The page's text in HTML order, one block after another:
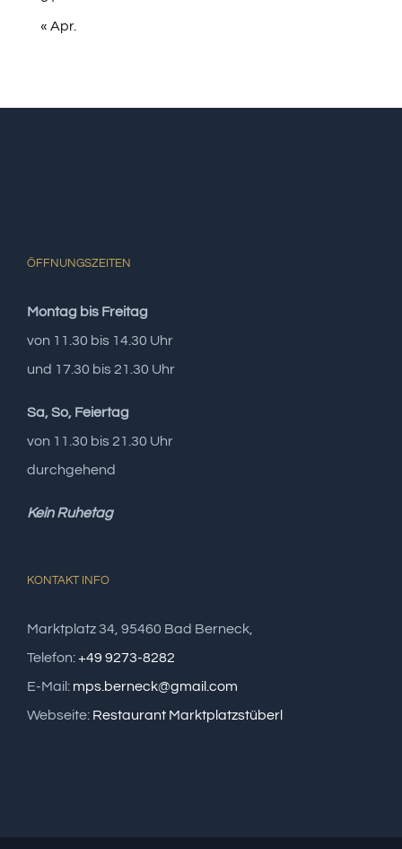
« Apr.
ÖFFNUNGSZEITEN
Montag bis Freitag
von 11.30 bis 14.30 Uhr
und 17.30 bis 21.30 Uhr
Sa, So, Feiertag
von 11.30 bis 21.30 Uhr
durchgehend
Kein Ruhetag
KONTAKT INFO
Marktplatz 34, 95460 Bad Berneck,
Telefon:+49 9273-8282
E-Mail: mps.berneck@gmail.com
Webseite: Restaurant Marktplatzstüberl